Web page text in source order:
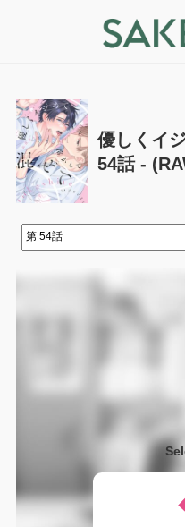
優しくイ
54話 -